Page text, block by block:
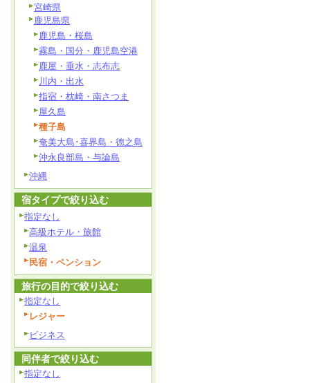
宮崎県
鹿児島県
鹿児島・桜島
霧島・国分・鹿児島空港
鹿屋・垂水・志布志
川内・出水
指宿・枕崎・南さつま
屋久島
種子島
奄美大島･喜界島・徳之島
沖永良部島・与論島
沖縄
宿タイプで絞り込む
指定なし
高級ホテル・旅館
温泉
民宿・ペンション
旅行の目的で絞り込む
指定なし
レジャー
ビジネス
同伴者で絞り込む
指定なし